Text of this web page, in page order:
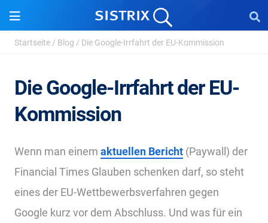
Startseite / Blog / Die Google-Irrfahrt der EU-Kommission
Die Google-Irrfahrt der EU-
Kommission
Wenn man einem aktuellen Bericht (Paywall) der
Financial Times Glauben schenken darf, so steht
eines der EU-Wettbewerbsverfahren gegen
Google kurz vor dem Abschluss. Und was für ein